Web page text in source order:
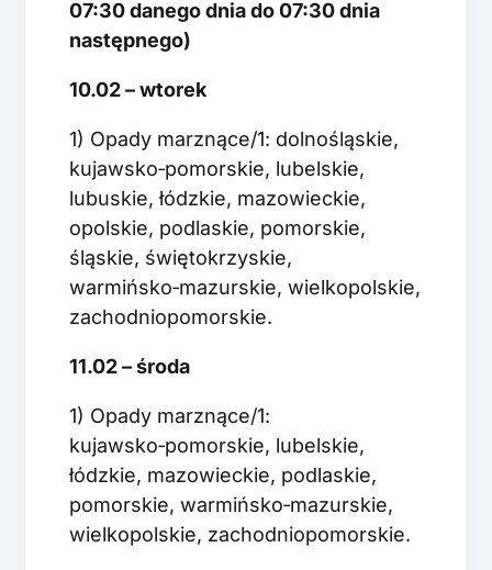
07:30 danego dnia do 07:30 dnia
następnego)
10.02 – wtorek
1) Opady marznące/1: dolnośląskie,
kujawsko‑pomorskie, lubelskie,
lubuskie, łódzkie, mazowieckie,
opolskie, podlaskie, pomorskie,
śląskie, świętokrzyskie,
warmińsko‑mazurskie, wielkopolskie,
zachodniopomorskie.
11.02 – środa
1) Opady marznące/1:
kujawsko‑pomorskie, lubelskie,
łódzkie, mazowieckie, podlaskie,
pomorskie, warmińsko‑mazurskie,
wielkopolskie, zachodniopomorskie.